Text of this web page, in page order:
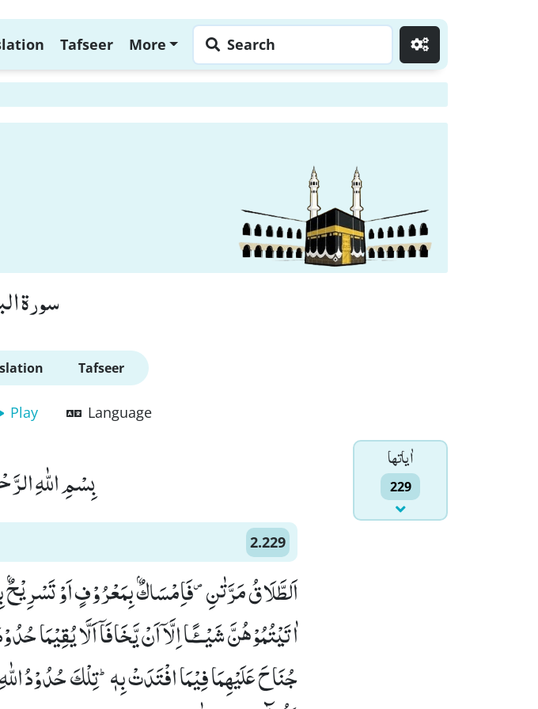
Tafseer More Search
سورة
Tafseer
Play Language
اٰياتها
229 بِسْمِ اللّٰهِ
2.229
اَلطَّلَاقُ مَرَّتٰنِ۪-فَاِمْسَاكٌۢ بِمَعْرُوْفٍ اَوْ
اٰتَیْتُمُوْهُنَّ شَیْــٴًـا اِلَّاۤ اَنْ یَّخَافَاۤ اَلَّا یُقِیْمَا
جُنَاحَ عَلَیْهِمَا فِیْمَا افْتَدَتْ بِهٖؕ-تِلْكَ حُدُوْدُ